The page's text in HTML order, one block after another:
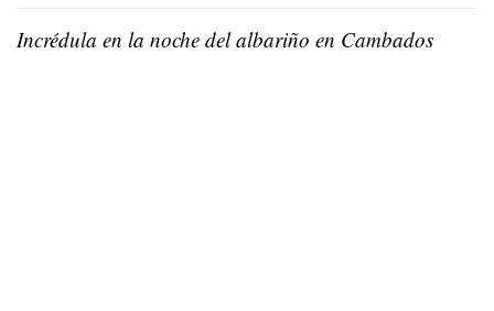
Incrédula en la noche del albariño en Cambados